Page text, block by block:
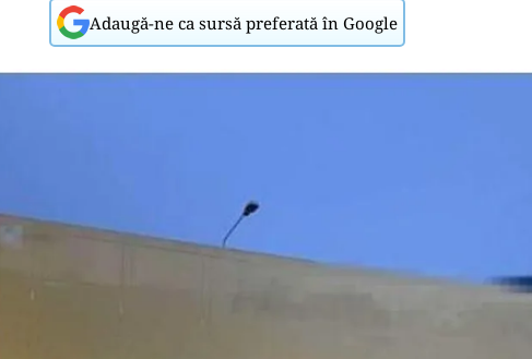
Adaugă-ne ca sursă preferată în Google